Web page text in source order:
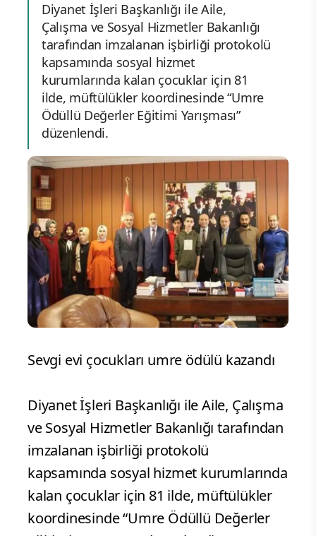
Diyanet İşleri Başkanlığı ile Aile,
Çalışma ve Sosyal Hizmetler Bakanlığı
tarafından imzalanan işbirliği protokolü
kapsamında sosyal hizmet
kurumlarında kalan çocuklar için 81
ilde, müftülükler koordinesinde “Umre
Ödüllü Değerler Eğitimi Yarışması”
düzenlendi.
Sevgi evi çocukları umre ödülü kazandı
Diyanet İşleri Başkanlığı ile Aile, Çalışma
ve Sosyal Hizmetler Bakanlığı tarafından
imzalanan işbirliği protokolü
kapsamında sosyal hizmet kurumlarında
kalan çocuklar için 81 ilde, müftülükler
koordinesinde “Umre Ödüllü Değerler